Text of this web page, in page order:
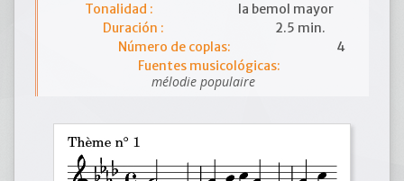
Tonalidad :
la bemol mayor
Duración :
2.5 min.
Número de coplas:
4
Fuentes musicológicas:
mélodie populaire